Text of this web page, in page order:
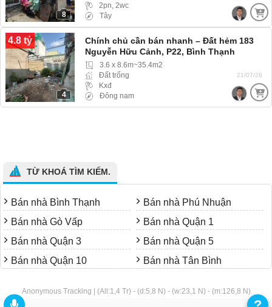
8
2pn, 2wc
Tây
4.8 tỷ
4
Chính chủ cần bán nhanh – Đất hẻm 183
Nguyễn Hữu Cảnh, P22, Bình Thạnh
3.6 x 8.6m~35.4m2
Đất trống
Kxđ
Đông nam
21/07/26
TỪ KHOÁ TÌM KIẾM.
Bán nhà Bình Thạnh
Bán nhà Phú Nhuận
Bán nhà Gò Vấp
Bán nhà Quận 1
Bán nhà Quận 3
Bán nhà Quận 5
Bán nhà Quận 10
Bán nhà Tân Bình
Anonymous Tracking | (All:1,4 Tr) - (d:5,8 N) - (w:23,1 N) - (m:126,8 N)